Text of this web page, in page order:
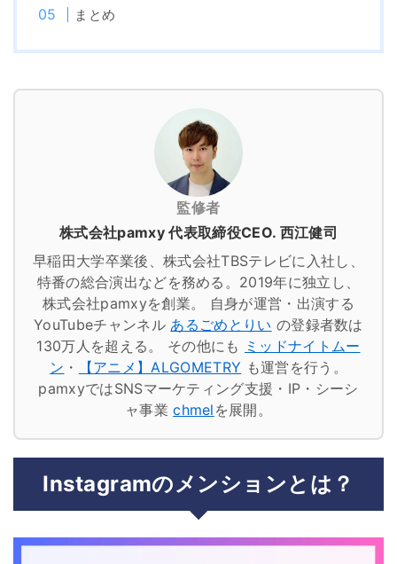
まとめ
監修者
株式会社pamxy 代表取締役CEO. 西江健司
早稲田大学卒業後、株式会社TBSテレビに入社し、
特番の総合演出などを務める。2019年に独立し、
株式会社pamxyを創業。
自身が運営・出演する
YouTubeチャンネル あるごめとりい の登録者数は
130万人を超える。
その他にも ミッドナイトムー
ン ・ 【アニメ】ALGOMETRY も運営を行う。
pamxyではSNSマーケティング支援・IP・シーシ
ャ事業chmel を展開。
Instagramのメンションとは？